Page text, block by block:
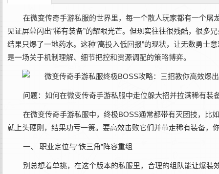
在‌微变传奇手游私服‌的世界里，每一个散人玩家都有一个
见证屏幕闪出“稀有装备”的耀眼光芒。但现实往往很残酷，很多
结果只爆了一地药水。这种“高投入低回报”的现状，让无数勇士
是一场关于机制理解、细节把控和资源调配的策略博弈。
问题：如何在微变传奇手游私服中走位躲大招并拉满稀有装
在‌微变传奇手游私服‌中，终极BOSS通常都带有灭团技，比
就上头硬刚，结果功亏一篑。要高效击败它们并带走稀有装备，
一、 职业定位与“铁三角”阵容重组‌
别总想着单挑，在这个版本的私服里，合理的组队能让爆装